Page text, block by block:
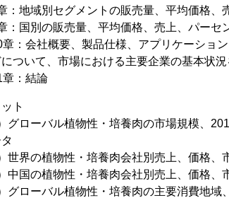
：地域別セグメントの販売量、平均価格、
：国別の販売量、平均価格、売上、パーセ
章：会社概要、製品仕様、アプリケーショ
ついて、市場における主要企業の基本状
章：結論
ト
）グローバル植物性・培養肉の市場規模、
）世界の植物性・培養肉会社別売上、価格
）中国の植物性・培養肉会社別売上、価格
グローバル植物性・培養肉の主要消費地